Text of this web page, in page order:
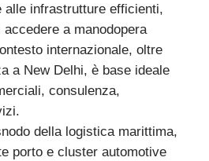
alle infrastrutture efficienti,
a manodopera
internazionale, oltre
a New Delhi, è base ideale
consulenza,
della logistica marittima,
porto e cluster automotive